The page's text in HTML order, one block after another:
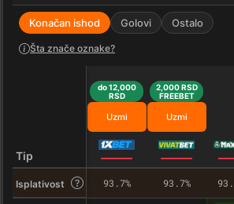
Konačan ishod Golovi Ostalo
Šta znače oznake?
Tip
do 12,000
RSD
Uzmi
2,000 RSD
FREEBET
Uzmi
Isplativost 93.7% 93.7%